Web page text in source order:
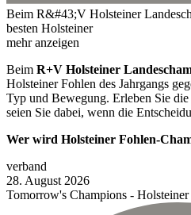
Beim R&#43;V Holsteiner
besten Holsteiner
mehr anzeigen
Beim R+V Holsteiner
Holsteiner Fohlen des Jahrgangs
Typ und Bewegung. Erleben Sie
seien Sie dabei, wenn die
Wer wird Holsteiner Fohlen-
verband
28. August 2026
Tomorrow's Champions -